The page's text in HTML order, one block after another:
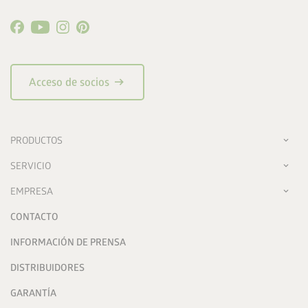
Acceso de socios arrow_right_alt
PRODUCTOS
SERVICIO
EMPRESA
CONTACTO
INFORMACIÓN DE PRENSA
DISTRIBUIDORES
GARANTÍA